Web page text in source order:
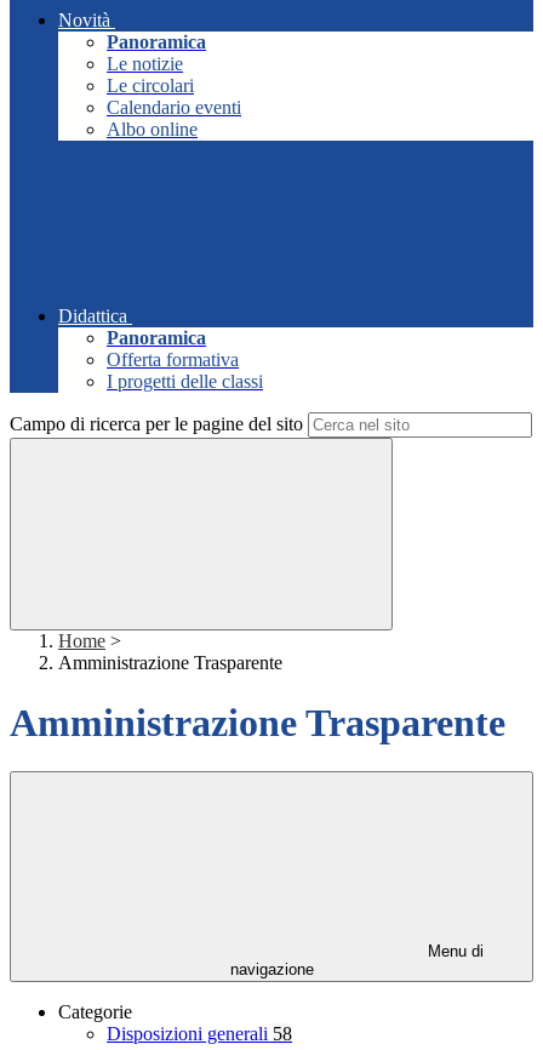
Novità
Panoramica
Le notizie
Le circolari
Calendario eventi
Albo online
Didattica
Panoramica
Offerta formativa
I progetti delle classi
Campo di ricerca per le pagine del sito
Home >
Amministrazione Trasparente
Amministrazione Trasparente
Menu di
navigazione
Categorie
Disposizioni generali 58